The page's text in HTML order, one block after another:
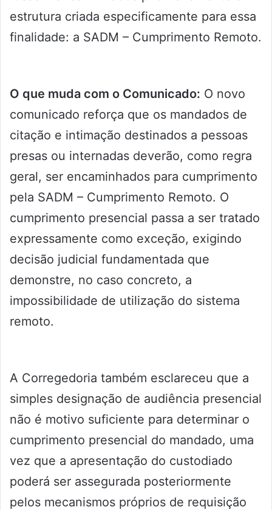
estrutura criada especificamente para essa
finalidade: a SADM – Cumprimento Remoto.
O que muda com o Comunicado: O novo
comunicado reforça que os mandados de
citação e intimação destinados a pessoas
presas ou internadas deverão, como regra
geral, ser encaminhados para cumprimento
pela SADM – Cumprimento Remoto. O
cumprimento presencial passa a ser tratado
expressamente como exceção, exigindo
decisão judicial fundamentada que
demonstre, no caso concreto, a
impossibilidade de utilização do sistema
remoto.
A Corregedoria também esclareceu que a
simples designação de audiência presencial
não é motivo suficiente para determinar o
cumprimento presencial do mandado, uma
vez que a apresentação do custodiado
poderá ser assegurada posteriormente
pelos mecanismos próprios de requisição